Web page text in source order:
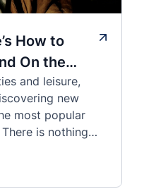
How to
On the
and leisure,
new
most popular
is nothing
city, country,
the culture, the